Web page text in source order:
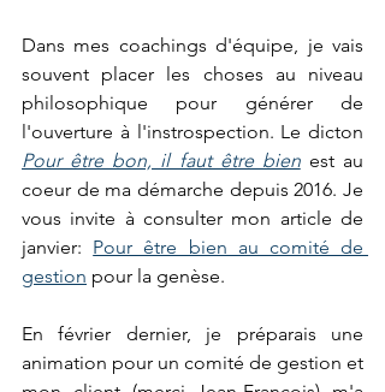
Dans mes coachings d'équipe, je vais
souvent placer les choses au niveau
philosophique pour générer de
Pour être bon, il faut être bien est au
coeur de ma démarche depuis 2016. Je
vous invite à consulter mon article de
janvier: Pour être bien au comité de
gestion pour la genèse.
En février dernier, je préparais une
animation pour un comité de gestion et